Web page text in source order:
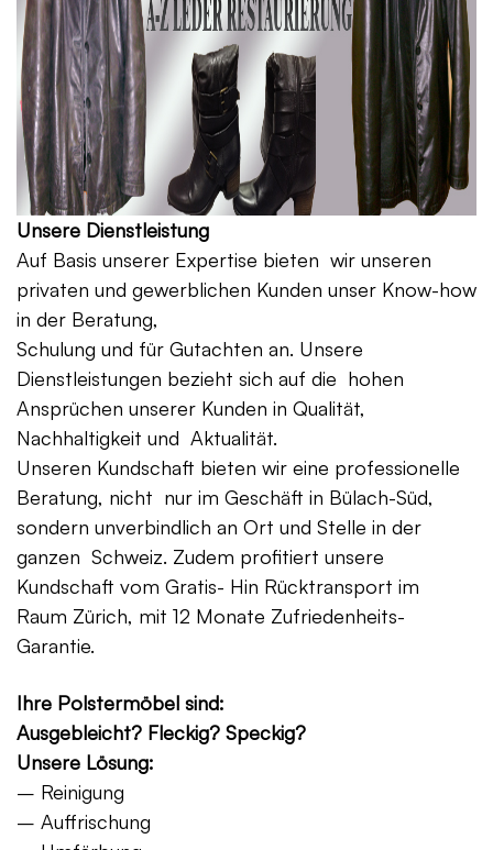
Unsere Dienstleistung
Auf Basis unserer Expertise bieten wir unseren
privaten und gewerblichen Kunden unser Know-how
in der Beratung,
Schulung und für Gutachten an. Unsere
Dienstleistungen bezieht sich auf die hohen
Ansprüchen unserer Kunden in Qualität,
Nachhaltigkeit und Aktualität.
Unseren Kundschaft bieten wir eine professionelle
Beratung, nicht nur im Geschäft in Bülach-Süd,
sondern unverbindlich an Ort und Stelle in der
ganzen Schweiz. Zudem profitiert unsere
Kundschaft vom Gratis- Hin Rücktransport im
Raum Zürich, mit 12 Monate Zufriedenheits-
Garantie.
Ihre Polstermöbel sind:
Ausgebleicht? Fleckig? Speckig?
Unsere Lösung:
– Reinigung
– Auffrischung